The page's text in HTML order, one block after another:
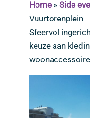
Home » Side
Vuurtorenplein
Sfeervol
keuze aan